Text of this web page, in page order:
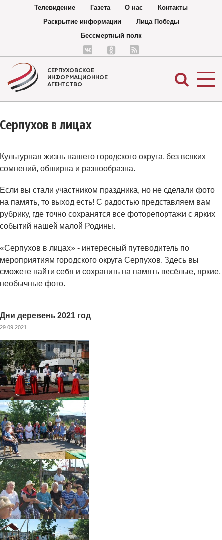
Телевидение Газета О нас
Контакты
Раскрытие информации
Лица Победы
Бессмертный полк
СЕРПУХОВСКОЕ
ИНФОРМАЦИОННОЕ
АГЕНТСТВО
Серпухов в лицах
Культурная жизнь нашего городского округа, без всяких
сомнений, обширна и разнообразна.
Если вы стали участником праздника, но не сделали фото
на память, то выход есть! С радостью представляем вам
рубрику, где точно сохранятся все фоторепортажи с ярких
событий нашей малой Родины.
«Серпухов в лицах» - интересный путеводитель по
мероприятиям городского округа Серпухов. Здесь вы
сможете найти себя и сохранить на память весёлые, яркие,
необычные фото.
Дни деревень 2021 год
29.09.2021